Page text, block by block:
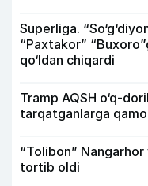
Superliga.
“Paxtakor”
qo‘ldan chiqardi
Tramp AQSH o‘q-
tarqatganlarga
“Tolibon”
tortib oldi